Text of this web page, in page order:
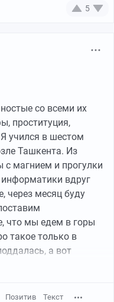
5
со всеми их
проституция,
учился в шестом
Ташкента. Из
с магнием и прогулки
вдруг
через месяц буду
что мы едем в горы
такое только в
а вот
и выучил её всю,
две буквы - «Е» и
Позитив Текст